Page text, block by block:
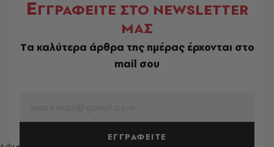
ΕΓΓΡΑΦΕΙΤΕ ΣΤΟ NEWSLETTER
ΜΑΣ
Tα καλύτερα άρθρα της ημέρας έρχονται στο
mail σου
ΕΓΓΡΑΦΕΙΤΕ